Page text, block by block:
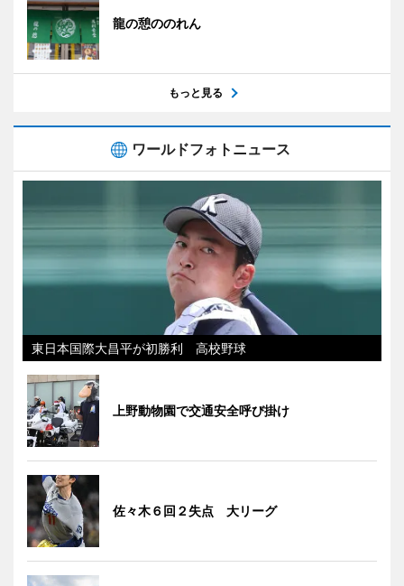
龍の憩ののれん
もっと見る
ワールドフォトニュース
東日本国際大昌平が初勝利 高校野球
上野動物園で交通安全呼び掛け
佐々木６回２失点 大リーグ